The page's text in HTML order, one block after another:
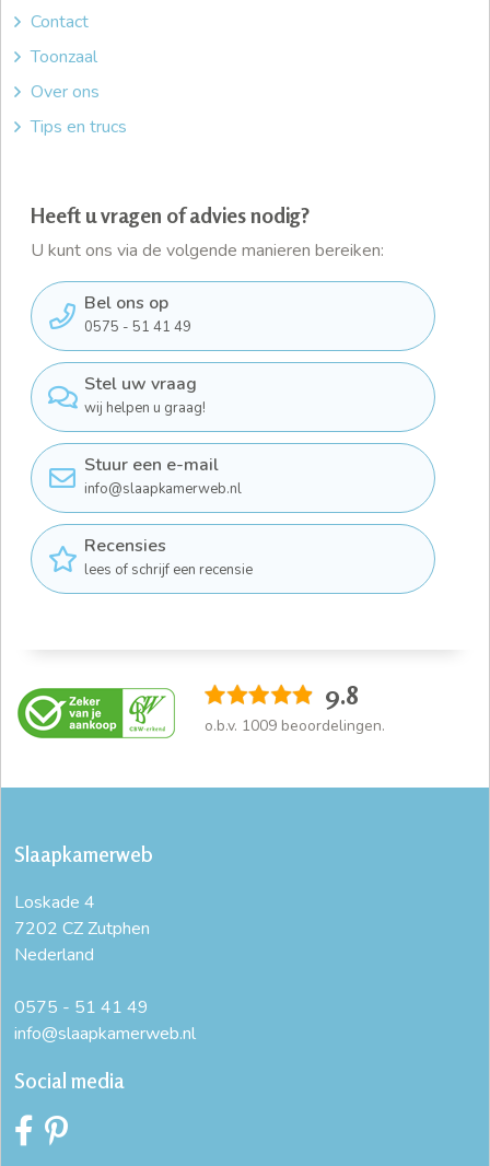
Contact
Toonzaal
Over ons
Tips en trucs
Heeft u vragen of advies nodig?
U kunt ons via de volgende manieren bereiken:
Bel ons op
0575 - 51 41 49
Stel uw vraag
wij helpen u graag!
Stuur een e-mail
info@slaapkamerweb.nl
Recensies
lees of schrijf een recensie
9.8
o.b.v. 1009 beoordelingen.
Slaapkamerweb
Loskade 4
7202 CZ Zutphen
Nederland
0575 - 51 41 49
info@slaapkamerweb.nl
Social media